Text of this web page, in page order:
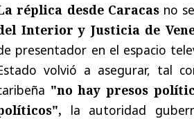
réplica desde Caracasno
Interior y Justicia de
presentador en el espacio
volvió a asegurar, tal
"no hay presos
la autoridad